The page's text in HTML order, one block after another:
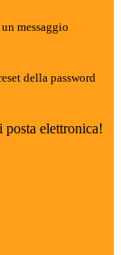
messaggio
della password
elettronica!